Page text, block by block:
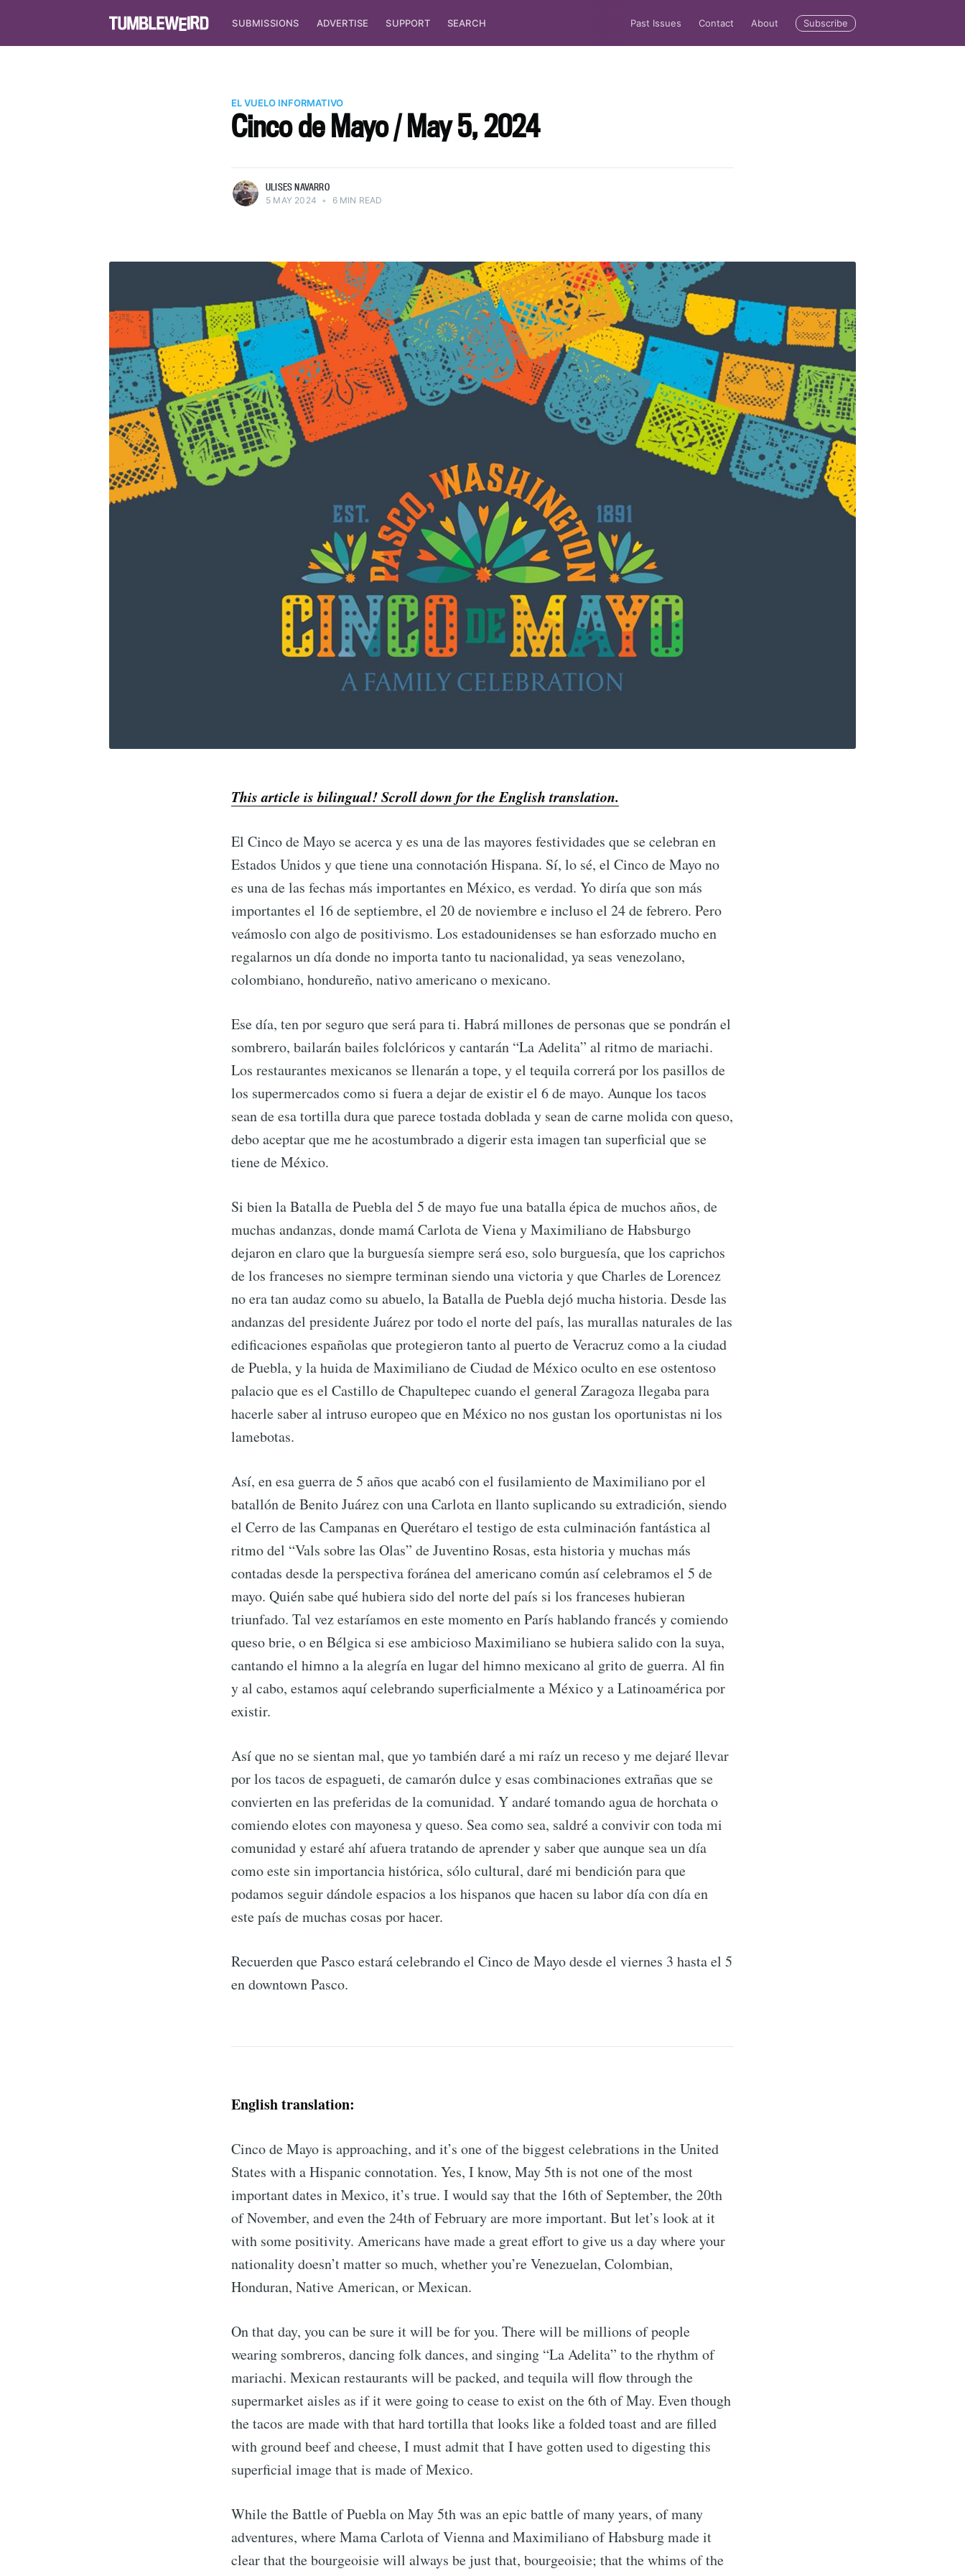
SUBMISSIONS ADVERTISE SUPPORT SEARCH Past Issues Contact About Subscribe
EL VUELO INFORMATIVO
Cinco de Mayo / May 5, 2024
ULISES NAVARRO
5 MAY 2024 • 6 MIN READ
This article is bilingual! Scroll down for the English translation.
El Cinco de Mayo se acerca y es una de las mayores festividades que se celebran en
Estados Unidos y que tiene una connotación Hispana. Sí, lo sé, el Cinco de Mayo no
es una de las fechas más importantes en México, es verdad. Yo diría que son más
importantes el 16 de septiembre, el 20 de noviembre e incluso el 24 de febrero. Pero
veámoslo con algo de positivismo. Los estadounidenses se han esforzado mucho en
regalarnos un día donde no importa tanto tu nacionalidad, ya seas venezolano,
colombiano, hondureño, nativo americano o mexicano.
Ese día, ten por seguro que será para ti. Habrá millones de personas que se pondrán el
sombrero, bailarán bailes folclóricos y cantarán “La Adelita” al ritmo de mariachi.
Los restaurantes mexicanos se llenarán a tope, y el tequila correrá por los pasillos de
los supermercados como si fuera a dejar de existir el 6 de mayo. Aunque los tacos
sean de esa tortilla dura que parece tostada doblada y sean de carne molida con queso,
debo aceptar que me he acostumbrado a digerir esta imagen tan superficial que se
tiene de México.
Si bien la Batalla de Puebla del 5 de mayo fue una batalla épica de muchos años, de
muchas andanzas, donde mamá Carlota de Viena y Maximiliano de Habsburgo
dejaron en claro que la burguesía siempre será eso, solo burguesía, que los caprichos
de los franceses no siempre terminan siendo una victoria y que Charles de Lorencez
no era tan audaz como su abuelo, la Batalla de Puebla dejó mucha historia. Desde las
andanzas del presidente Juárez por todo el norte del país, las murallas naturales de las
edificaciones españolas que protegieron tanto al puerto de Veracruz como a la ciudad
de Puebla, y la huida de Maximiliano de Ciudad de México oculto en ese ostentoso
palacio que es el Castillo de Chapultepec cuando el general Zaragoza llegaba para
hacerle saber al intruso europeo que en México no nos gustan los oportunistas ni los
lamebotas.
Así, en esa guerra de 5 años que acabó con el fusilamiento de Maximiliano por el
batallón de Benito Juárez con una Carlota en llanto suplicando su extradición, siendo
el Cerro de las Campanas en Querétaro el testigo de esta culminación fantástica al
ritmo del “Vals sobre las Olas” de Juventino Rosas, esta historia y muchas más
contadas desde la perspectiva foránea del americano común así celebramos el 5 de
mayo. Quién sabe qué hubiera sido del norte del país si los franceses hubieran
triunfado. Tal vez estaríamos en este momento en París hablando francés y comiendo
queso brie, o en Bélgica si ese ambicioso Maximiliano se hubiera salido con la suya,
cantando el himno a la alegría en lugar del himno mexicano al grito de guerra. Al fin
y al cabo, estamos aquí celebrando superficialmente a México y a Latinoamérica por
existir.
Así que no se sientan mal, que yo también daré a mi raíz un receso y me dejaré llevar
por los tacos de espagueti, de camarón dulce y esas combinaciones extrañas que se
convierten en las preferidas de la comunidad. Y andaré tomando agua de horchata o
comiendo elotes con mayonesa y queso. Sea como sea, saldré a convivir con toda mi
comunidad y estaré ahí afuera tratando de aprender y saber que aunque sea un día
como este sin importancia histórica, sólo cultural, daré mi bendición para que
podamos seguir dándole espacios a los hispanos que hacen su labor día con día en
este país de muchas cosas por hacer.
Recuerden que Pasco estará celebrando el Cinco de Mayo desde el viernes 3 hasta el 5
en downtown Pasco.
English translation:
Cinco de Mayo is approaching, and it’s one of the biggest celebrations in the United
States with a Hispanic connotation. Yes, I know, May 5th is not one of the most
important dates in Mexico, it’s true. I would say that the 16th of September, the 20th
of November, and even the 24th of February are more important. But let’s look at it
with some positivity. Americans have made a great effort to give us a day where your
nationality doesn’t matter so much, whether you’re Venezuelan, Colombian,
Honduran, Native American, or Mexican.
On that day, you can be sure it will be for you. There will be millions of people
wearing sombreros, dancing folk dances, and singing “La Adelita” to the rhythm of
mariachi. Mexican restaurants will be packed, and tequila will flow through the
supermarket aisles as if it were going to cease to exist on the 6th of May. Even though
the tacos are made with that hard tortilla that looks like a folded toast and are filled
with ground beef and cheese, I must admit that I have gotten used to digesting this
superficial image that is made of Mexico.
While the Battle of Puebla on May 5th was an epic battle of many years, of many
adventures, where Mama Carlota of Vienna and Maximiliano of Habsburg made it
clear that the bourgeoisie will always be just that, bourgeoisie; that the whims of the
Subscribe to Tumbleweird
Stay up to date! Get all the latest & greatest posts delivered
straight to your inbox
Subscribe